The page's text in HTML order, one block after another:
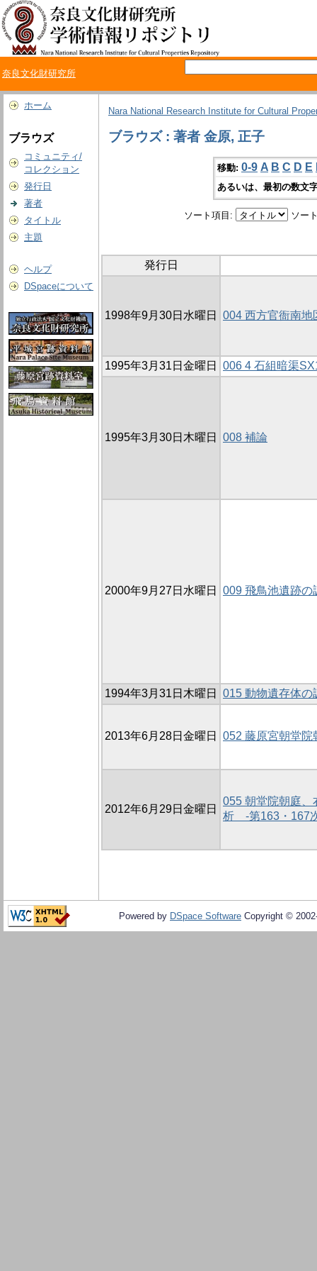
奈良文化財研究所
ホーム
ブラウズ
コミュニティ/
コレクション
発行日
著者
タイトル
主題
ヘルプ
DSpaceについて
Nara National Research Institute for Cultural
ブラウズ : 著者 金原, 正子
移動: 0-9 A B C D E
あるいは、最初の数文
ソート項目: ソー
発行日
1998年9月30日水曜日 004 西方官衙南地
1995年3月31日金曜日 006 4 石組暗渠
1995年3月30日木曜日 008 補論
2000年9月27日水曜日 009 飛鳥池遺跡
1994年3月31日木曜日 015 動物遺存体の
2013年6月28日金曜日 052 藤原宮朝堂院
2012年6月29日金曜日
055 朝堂院朝庭、
析 -第163・167
Powered by DSpace Software Copyright ©